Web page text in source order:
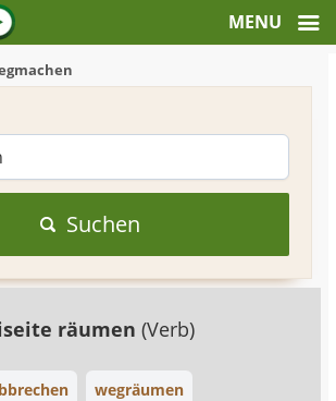
Suchen
räumen(Verb)
wegräumen